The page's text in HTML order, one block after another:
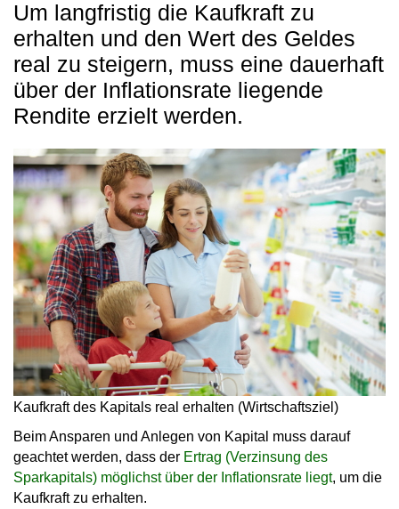
Um langfristig die Kaufkraft zu
erhalten und den Wert des Geldes
real zu steigern, muss eine dauerhaft
über der Inflationsrate liegende
Rendite erzielt werden.
Kaufkraft des Kapitals real erhalten (Wirtschaftsziel)
Beim Ansparen und Anlegen von Kapital muss darauf
geachtet werden, dass der Ertrag (Verzinsung des
Sparkapitals) möglichst über der Inflationsrate liegt, um die
Kaufkraft zu erhalten.